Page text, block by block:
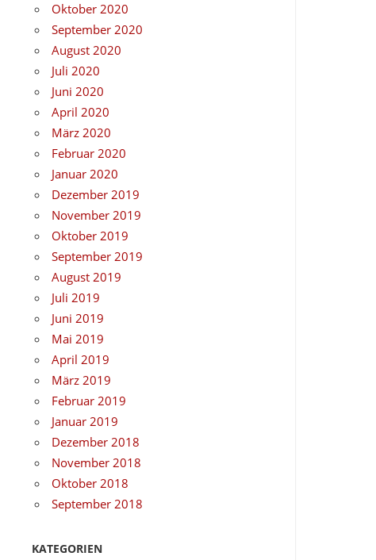
Oktober 2020
September 2020
August 2020
Juli 2020
Juni 2020
April 2020
März 2020
Februar 2020
Januar 2020
Dezember 2019
November 2019
Oktober 2019
September 2019
August 2019
Juli 2019
Juni 2019
Mai 2019
April 2019
März 2019
Februar 2019
Januar 2019
Dezember 2018
November 2018
Oktober 2018
September 2018
KATEGORIEN